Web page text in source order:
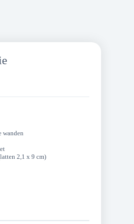
wanden
2,1 x 9 cm)